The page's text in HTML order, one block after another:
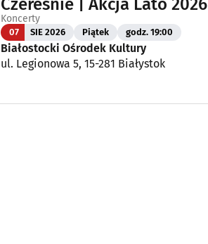
Koncerty
07 SIE 2026 Piątek godz. 19:00
Białostocki Ośrodek Kultury
ul. Legionowa 5, 15-281 Białystok